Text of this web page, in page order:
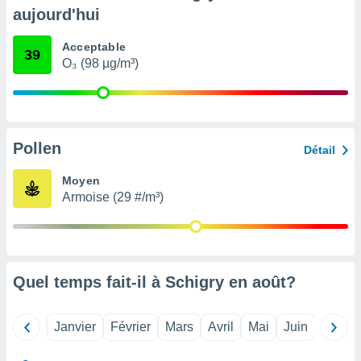
ou
de la
non
des
le
le
aujourd'hui
39 Acceptable
O₃ (98 µg/m³)
Pollen Détail
Moyen
Armoise (29 #/m³)
Quel temps fait-il à Schigry en août?
Janvier Février Mars Avril Mai Juin Juillet